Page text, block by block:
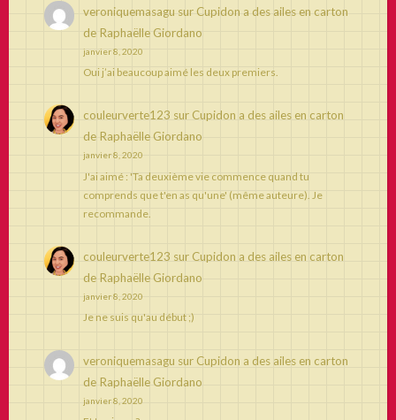
veroniquemasagu sur Cupidon a des ailes en carton
de Raphaëlle Giordano
janvier 8, 2020
Oui j’ai beaucoup aimé les deux premiers.
couleurverte123 sur Cupidon a des ailes en carton
de Raphaëlle Giordano
janvier 8, 2020
J'ai aimé : 'Ta deuxième vie commence quand tu
comprends que t'en as qu'une' (même auteure). Je
recommande.
couleurverte123 sur Cupidon a des ailes en carton
de Raphaëlle Giordano
janvier 8, 2020
Je ne suis qu'au début ;)
veroniquemasagu sur Cupidon a des ailes en carton
de Raphaëlle Giordano
janvier 8, 2020